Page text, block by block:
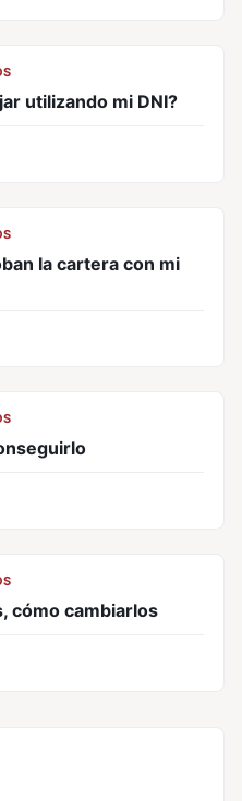
utilizando mi DNI?
la cartera con mi
cómo cambiarlos